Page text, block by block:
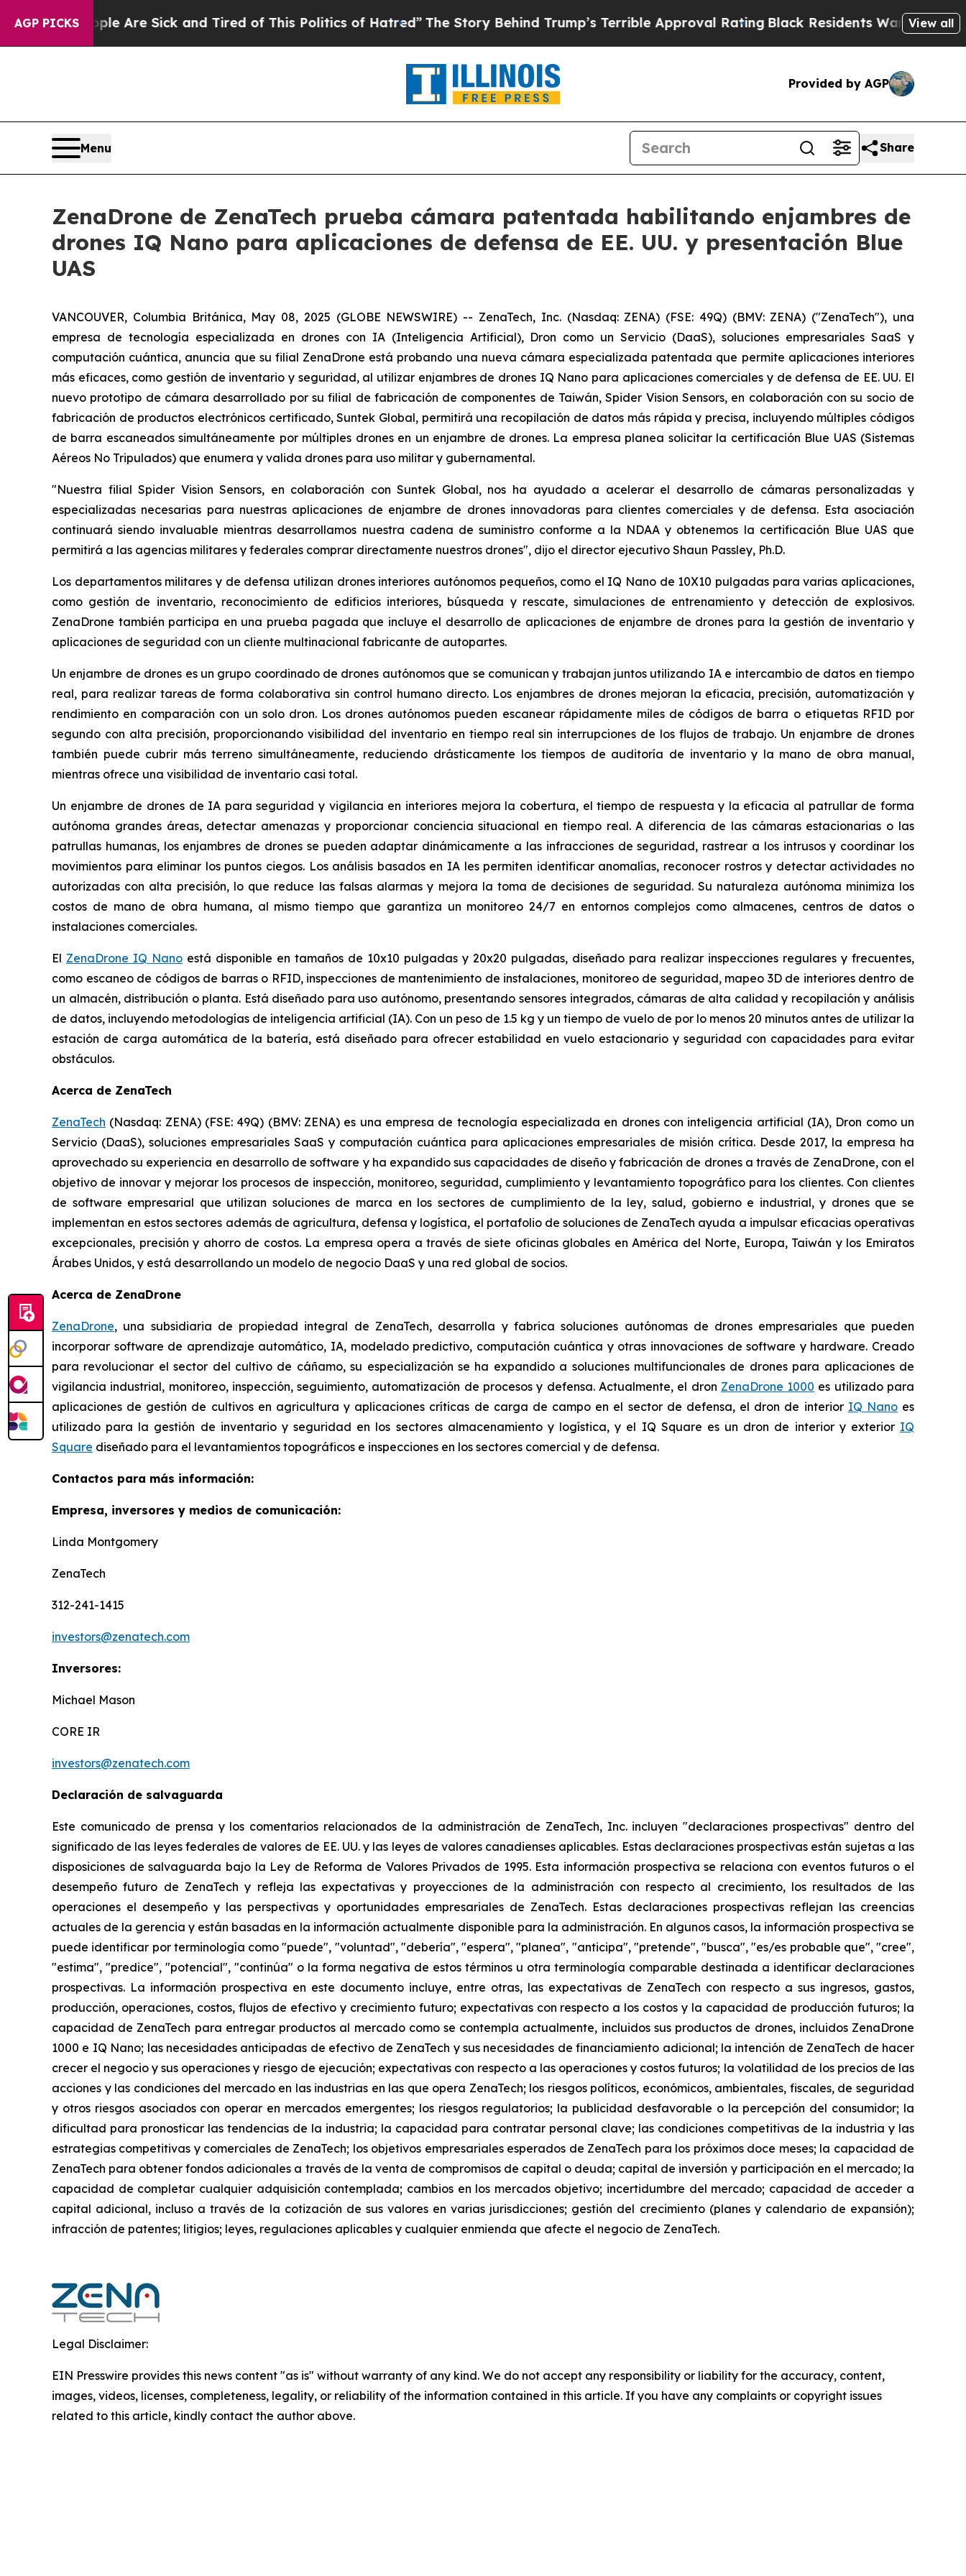
AGP PICKSAre Sick and Tired of This Politics of Hatred” The Story Behind Trump’s Terrible Approval RatingBlack Residents Warned of AbusiveView all
Provided by AGP
Menu Share
ZenaDrone de ZenaTech prueba cámara patentada habilitando enjambres de
drones IQ Nano para aplicaciones de defensa de EE. UU. y presentación Blue
UAS
VANCOUVER, Columbia Británica, May 08, 2025 (GLOBE NEWSWIRE) -- ZenaTech, Inc. (Nasdaq: ZENA) (FSE: 49Q) (BMV: ZENA) ("ZenaTech"), una
empresa de tecnología especializada en drones con IA (Inteligencia Artificial), Dron como un Servicio (DaaS), soluciones empresariales SaaS y
computación cuántica, anuncia que su filial ZenaDrone está probando una nueva cámara especializada patentada que permite aplicaciones interiores
más eficaces, como gestión de inventario y seguridad, al utilizar enjambres de drones IQ Nano para aplicaciones comerciales y de defensa de EE. UU. El
nuevo prototipo de cámara desarrollado por su filial de fabricación de componentes de Taiwán, Spider Vision Sensors, en colaboración con su socio de
fabricación de productos electrónicos certificado, Suntek Global, permitirá una recopilación de datos más rápida y precisa, incluyendo múltiples códigos
de barra escaneados simultáneamente por múltiples drones en un enjambre de drones. La empresa planea solicitar la certificación Blue UAS (Sistemas
Aéreos No Tripulados) que enumera y valida drones para uso militar y gubernamental.
"Nuestra filial Spider Vision Sensors, en colaboración con Suntek Global, nos ha ayudado a acelerar el desarrollo de cámaras personalizadas y
especializadas necesarias para nuestras aplicaciones de enjambre de drones innovadoras para clientes comerciales y de defensa. Esta asociación
continuará siendo invaluable mientras desarrollamos nuestra cadena de suministro conforme a la NDAA y obtenemos la certificación Blue UAS que
permitirá a las agencias militares y federales comprar directamente nuestros drones", dijo el director ejecutivo Shaun Passley, Ph.D.
Los departamentos militares y de defensa utilizan drones interiores autónomos pequeños, como el IQ Nano de 10X10 pulgadas para varias aplicaciones,
como gestión de inventario, reconocimiento de edificios interiores, búsqueda y rescate, simulaciones de entrenamiento y detección de explosivos.
ZenaDrone también participa en una prueba pagada que incluye el desarrollo de aplicaciones de enjambre de drones para la gestión de inventario y
aplicaciones de seguridad con un cliente multinacional fabricante de autopartes.
Un enjambre de drones es un grupo coordinado de drones autónomos que se comunican y trabajan juntos utilizando IA e intercambio de datos en tiempo
real, para realizar tareas de forma colaborativa sin control humano directo. Los enjambres de drones mejoran la eficacia, precisión, automatización y
rendimiento en comparación con un solo dron. Los drones autónomos pueden escanear rápidamente miles de códigos de barra o etiquetas RFID por
segundo con alta precisión, proporcionando visibilidad del inventario en tiempo real sin interrupciones de los flujos de trabajo. Un enjambre de drones
también puede cubrir más terreno simultáneamente, reduciendo drásticamente los tiempos de auditoría de inventario y la mano de obra manual,
mientras ofrece una visibilidad de inventario casi total.
Un enjambre de drones de IA para seguridad y vigilancia en interiores mejora la cobertura, el tiempo de respuesta y la eficacia al patrullar de forma
autónoma grandes áreas, detectar amenazas y proporcionar conciencia situacional en tiempo real. A diferencia de las cámaras estacionarias o las
patrullas humanas, los enjambres de drones se pueden adaptar dinámicamente a las infracciones de seguridad, rastrear a los intrusos y coordinar los
movimientos para eliminar los puntos ciegos. Los análisis basados en IA les permiten identificar anomalías, reconocer rostros y detectar actividades no
autorizadas con alta precisión, lo que reduce las falsas alarmas y mejora la toma de decisiones de seguridad. Su naturaleza autónoma minimiza los
costos de mano de obra humana, al mismo tiempo que garantiza un monitoreo 24/7 en entornos complejos como almacenes, centros de datos o
instalaciones comerciales.
El ZenaDrone IQ Nano está disponible en tamaños de 10x10 pulgadas y 20x20 pulgadas, diseñado para realizar inspecciones regulares y frecuentes,
como escaneo de códigos de barras o RFID, inspecciones de mantenimiento de instalaciones, monitoreo de seguridad, mapeo 3D de interiores dentro de
un almacén, distribución o planta. Está diseñado para uso autónomo, presentando sensores integrados, cámaras de alta calidad y recopilación y análisis
de datos, incluyendo metodologías de inteligencia artificial (IA). Con un peso de 1.5 kg y un tiempo de vuelo de por lo menos 20 minutos antes de utilizar la
estación de carga automática de la batería, está diseñado para ofrecer estabilidad en vuelo estacionario y seguridad con capacidades para evitar
obstáculos.
Acerca de ZenaTech
ZenaTech (Nasdaq: ZENA) (FSE: 49Q) (BMV: ZENA) es una empresa de tecnología especializada en drones con inteligencia artificial (IA), Dron como un
Servicio (DaaS), soluciones empresariales SaaS y computación cuántica para aplicaciones empresariales de misión crítica. Desde 2017, la empresa ha
aprovechado su experiencia en desarrollo de software y ha expandido sus capacidades de diseño y fabricación de drones a través de ZenaDrone, con el
objetivo de innovar y mejorar los procesos de inspección, monitoreo, seguridad, cumplimiento y levantamiento topográfico para los clientes. Con clientes
de software empresarial que utilizan soluciones de marca en los sectores de cumplimiento de la ley, salud, gobierno e industrial, y drones que se
implementan en estos sectores además de agricultura, defensa y logística, el portafolio de soluciones de ZenaTech ayuda a impulsar eficacias operativas
excepcionales, precisión y ahorro de costos. La empresa opera a través de siete oficinas globales en América del Norte, Europa, Taiwán y los Emiratos
Árabes Unidos, y está desarrollando un modelo de negocio DaaS y una red global de socios.
Acerca de ZenaDrone
ZenaDrone, una subsidiaria de propiedad integral de ZenaTech, desarrolla y fabrica soluciones autónomas de drones empresariales que pueden
incorporar software de aprendizaje automático, IA, modelado predictivo, computación cuántica y otras innovaciones de software y hardware. Creado
para revolucionar el sector del cultivo de cáñamo, su especialización se ha expandido a soluciones multifuncionales de drones para aplicaciones de
vigilancia industrial, monitoreo, inspección, seguimiento, automatización de procesos y defensa. Actualmente, el dron ZenaDrone 1000 es utilizado para
aplicaciones de gestión de cultivos en agricultura y aplicaciones críticas de carga de campo en el sector de defensa, el dron de interior IQ Nanoes
utilizado para la gestión de inventario y seguridad en los sectores almacenamiento y logística, y el IQ Square es un dron de interior y exterior IQ
Square diseñado para el levantamientos topográficos e inspecciones en los sectores comercial y de defensa.
Contactos para más información:
Empresa, inversores y medios de comunicación:
Linda Montgomery
ZenaTech
312-241-1415
investors@zenatech.com
Inversores:
Michael Mason
CORE IR
investors@zenatech.com
Declaración de salvaguarda
Este comunicado de prensa y los comentarios relacionados de la administración de ZenaTech, Inc. incluyen "declaraciones prospectivas" dentro del
significado de las leyes federales de valores de EE. UU. y las leyes de valores canadienses aplicables. Estas declaraciones prospectivas están sujetas a las
disposiciones de salvaguarda bajo la Ley de Reforma de Valores Privados de 1995. Esta información prospectiva se relaciona con eventos futuros o el
desempeño futuro de ZenaTech y refleja las expectativas y proyecciones de la administración con respecto al crecimiento, los resultados de las
operaciones el desempeño y las perspectivas y oportunidades empresariales de ZenaTech. Estas declaraciones prospectivas reflejan las creencias
actuales de la gerencia y están basadas en la información actualmente disponible para la administración. En algunos casos, la información prospectiva se
puede identificar por terminología como "puede", "voluntad", "debería", "espera", "planea", "anticipa", "pretende", "busca", "es/es probable que", "cree",
"estima", "predice", "potencial", "continúa" o la forma negativa de estos términos u otra terminología comparable destinada a identificar declaraciones
prospectivas. La información prospectiva en este documento incluye, entre otras, las expectativas de ZenaTech con respecto a sus ingresos, gastos,
producción, operaciones, costos, flujos de efectivo y crecimiento futuro; expectativas con respecto a los costos y la capacidad de producción futuros; la
capacidad de ZenaTech para entregar productos al mercado como se contempla actualmente, incluidos sus productos de drones, incluidos ZenaDrone
1000 e IQ Nano; las necesidades anticipadas de efectivo de ZenaTech y sus necesidades de financiamiento adicional; la intención de ZenaTech de hacer
crecer el negocio y sus operaciones y riesgo de ejecución; expectativas con respecto a las operaciones y costos futuros; la volatilidad de los precios de las
acciones y las condiciones del mercado en las industrias en las que opera ZenaTech; los riesgos políticos, económicos, ambientales, fiscales, de seguridad
y otros riesgos asociados con operar en mercados emergentes; los riesgos regulatorios; la publicidad desfavorable o la percepción del consumidor; la
dificultad para pronosticar las tendencias de la industria; la capacidad para contratar personal clave; las condiciones competitivas de la industria y las
estrategias competitivas y comerciales de ZenaTech; los objetivos empresariales esperados de ZenaTech para los próximos doce meses; la capacidad de
ZenaTech para obtener fondos adicionales a través de la venta de compromisos de capital o deuda; capital de inversión y participación en el mercado; la
capacidad de completar cualquier adquisición contemplada; cambios en los mercados objetivo; incertidumbre del mercado; capacidad de acceder a
capital adicional, incluso a través de la cotización de sus valores en varias jurisdicciones; gestión del crecimiento (planes y calendario de expansión);
infracción de patentes; litigios; leyes, regulaciones aplicables y cualquier enmienda que afecte el negocio de ZenaTech.
Legal Disclaimer:
EIN Presswire provides this news content "as is" without warranty of any kind. We do not accept any responsibility or liability for the accuracy, content,
images, videos, licenses, completeness, legality, or reliability of the information contained in this article. If you have any complaints or copyright issues
related to this article, kindly contact the author above.